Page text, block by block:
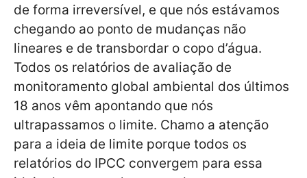
de forma irreversível, e que nós estávamos
chegando ao ponto de mudanças não
lineares e de transbordar o copo d’água.
Todos os relatórios de avaliação de
monitoramento global ambiental dos últimos
18 anos vêm apontando que nós
ultrapassamos o limite. Chamo a atenção
para a ideia de limite porque todos os
relatórios do IPCC convergem para essa